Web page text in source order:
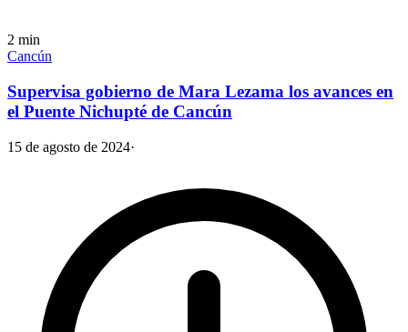
2 min
Cancún
Supervisa gobierno de Mara Lezama los avances en
el Puente Nichupté de Cancún
15 de agosto de 2024·